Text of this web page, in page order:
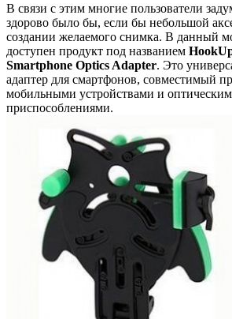
В связи с этим многие пользователи
здорово было бы, если бы небольшой
создании желаемого снимка. В данный
доступен продукт под названием
Smartphone Optics Adapter. Это
адаптер для смартфонов, совместимый
мобильными устройствами и
приспособлениями.